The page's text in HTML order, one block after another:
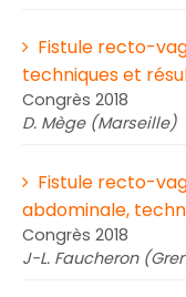
Fistule recto-
techniques et
Congrès 2018
D. Mège (Marseille)
Fistule recto-
abdominale,
Congrès 2018
J-L. Faucheron